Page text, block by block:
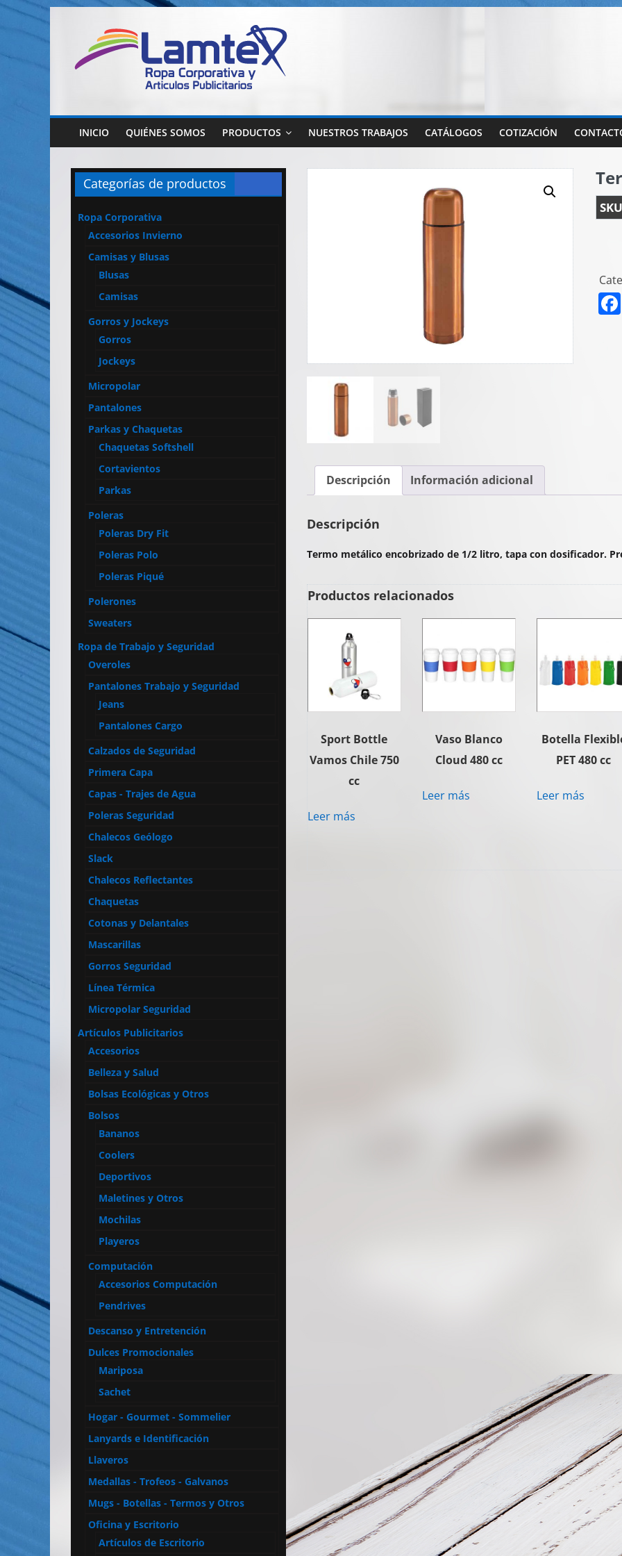
contenido
Lamtex
Corporativa
de
Trabajo
Seguridad
Diseño
Artículos
Publicitarios
Implementos
Seguridad
INICIO QUIÉNES SOMOS PRODUCTOS NUESTROS TRABAJOS CATÁLOGOS COTIZACIÓN
Descripción Información adicional
Descripción
Termo metálico encobrizado de 1/2 litro, tapa con dosificador.
Productos relacionados
Sport Bottle
Vamos Chile 750
cc
Leer más
Vaso Blanco
Cloud 480 cc
Leer más
Botella
PET 480 cc
Leer más
Categorías de productos
Ropa Corporativa
Accesorios Invierno
Camisas y Blusas
Blusas
Camisas
Gorros y Jockeys
Gorros
Jockeys
Micropolar
Pantalones
Parkas y Chaquetas
Chaquetas Softshell
Cortavientos
Parkas
Poleras
Poleras Dry Fit
Poleras Polo
Poleras Piqué
Polerones
Sweaters
Ropa de Trabajo y Seguridad
Overoles
Pantalones Trabajo y Seguridad
Jeans
Pantalones Cargo
Calzados de Seguridad
Primera Capa
Capas - Trajes de Agua
Poleras Seguridad
Chalecos Geólogo
Slack
Chalecos Reflectantes
Chaquetas
Cotonas y Delantales
Mascarillas
Gorros Seguridad
Línea Térmica
Micropolar Seguridad
Artículos Publicitarios
Accesorios
Belleza y Salud
Bolsas Ecológicas y Otros
Bolsos
Bananos
Coolers
Deportivos
Maletines y Otros
Mochilas
Playeros
Computación
Accesorios Computación
Pendrives
Descanso y Entretención
Dulces Promocionales
Mariposa
Sachet
Hogar - Gourmet - Sommelier
Lanyards e Identificación
Llaveros
Medallas - Trofeos - Galvanos
Mugs - Botellas - Termos y Otros
Oficina y Escritorio
Artículos de Escritorio